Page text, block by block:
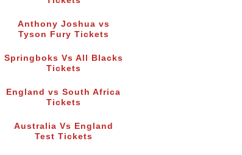
Anthony Joshua vs
Tyson Fury Tickets
Springboks Vs All Blacks
Tickets
England vs South Africa
Tickets
Australia Vs England
Test Tickets